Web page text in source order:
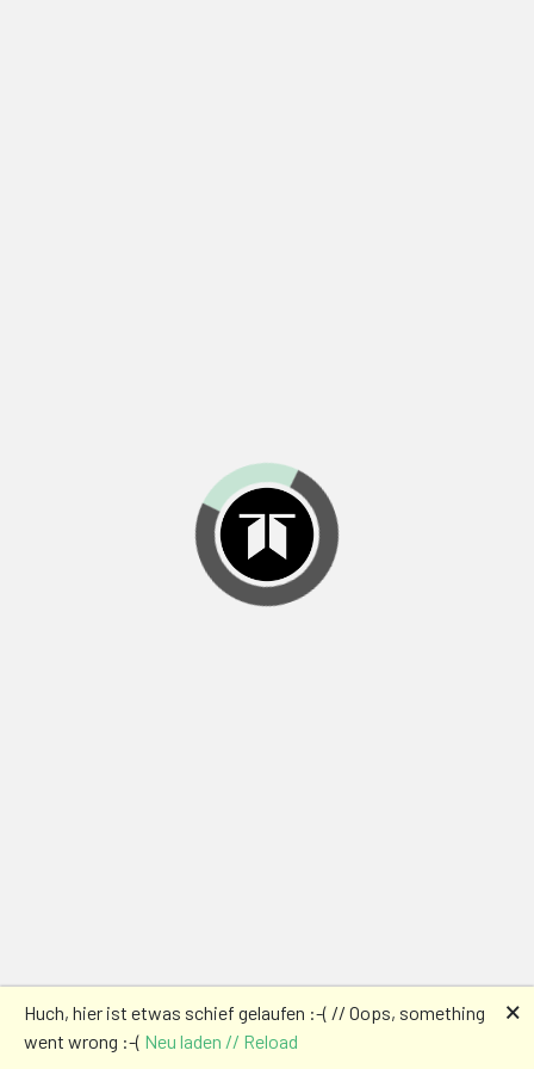
Huch, hier ist etwas schief gelaufen :-( // Oops, something
went wrong :-( Neu laden // Reload
🗙